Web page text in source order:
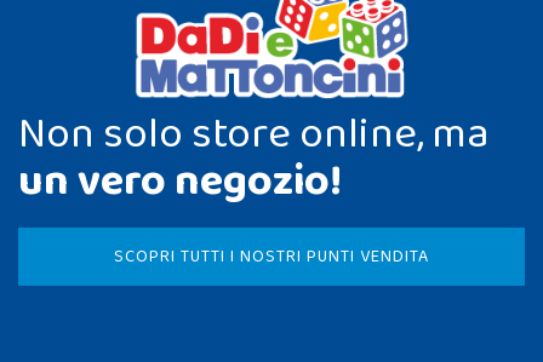
Non solo store online, ma
un vero negozio!
SCOPRI TUTTI I NOSTRI PUNTI VENDITA